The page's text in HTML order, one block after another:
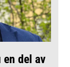
del av